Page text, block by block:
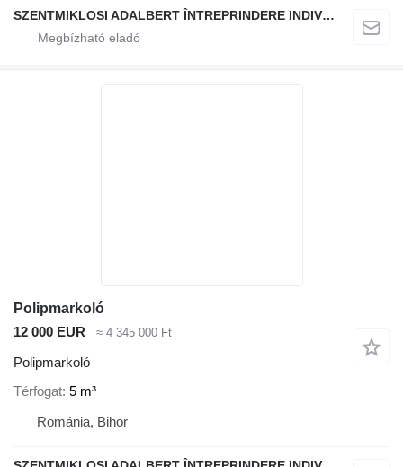
SZENTMIKLOSI ADALBERT ÎNTREPRINDERE INDIVIDUALĂ
Polipmarkoló
12 000 EUR
≈ 4 345 000 Ft
Polipmarkoló
Térfogat 5 m³
Románia, Bihor